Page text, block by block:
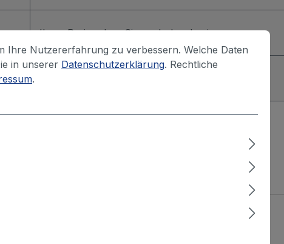
Ihren Preis sehen Sie nach dem Login
Ihre Nutzererfahrung zu verbessern. Welche Daten
in unserer Datenschutzerklärung. Rechtliche
.